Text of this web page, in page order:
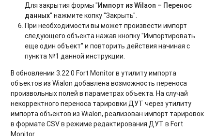
Для закрытия формы "Импорт из Wilaon – Перенос
данных" нажмите копку "Закрыть".
При необходимости вы может произвести импорт
следующего объекта нажав кнопку "Импортировать
еще один объект" и повторить действия начиная с
пункта №1 данной инструкции.
В обновлении 3.22.0 Fort Monitor в утилиту импорта
объектов из Wialon добавлена возможность переноса
произвольных полей в параметрах объекта. На случай
некорректного переноса тарировки ДУТ через утилиту
импорта объектов из Wialon, реализован импорт тарировок
в формате CSV в режиме редактирования ДУТ в Fort
Monitor